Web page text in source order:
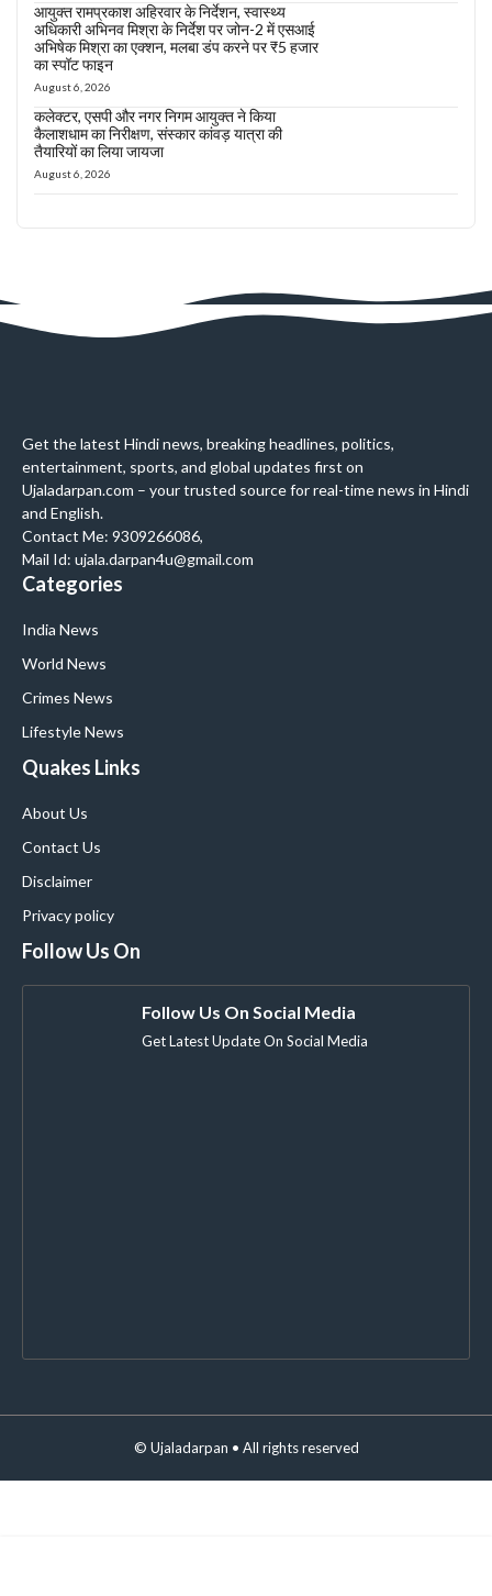
आयुक्त रामप्रकाश अहिरवार के निर्देशन, स्वास्थ्य
अधिकारी अभिनव मिश्रा के निर्देश पर जोन-2 में एसआई
अभिषेक मिश्रा का एक्शन, मलबा डंप करने पर ₹5 हजार
का स्पॉट फाइन
August 6, 2026
कलेक्टर, एसपी और नगर निगम आयुक्त ने किया
कैलाशधाम का निरीक्षण, संस्कार कांवड़ यात्रा की
तैयारियों का लिया जायजा
August 6, 2026
Get the latest Hindi news, breaking headlines, politics,
entertainment, sports, and global updates first on
Ujaladarpan.com – your trusted source for real-time news in Hindi
and English.
Contact Me: 9309266086,
Mail Id: ujala.darpan4u@gmail.com
Categories
India News
World News
Crimes News
Lifestyle News
Quakes Links
About Us
Contact Us
Disclaimer
Privacy policy
Follow Us On
Follow Us On Social Media
Get Latest Update On Social Media
© Ujaladarpan • All rights reserved